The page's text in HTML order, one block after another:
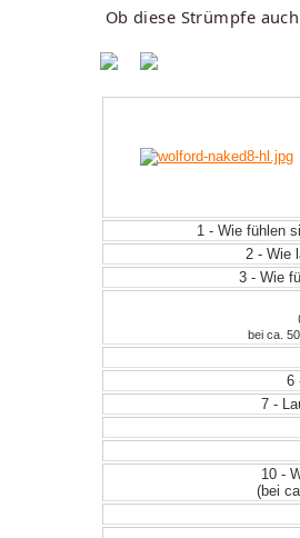
Ob diese Strümpfe
1 - Wie fühlen
2 - Wie
3 - Wie
bei ca.
6
7 -
10 -
(bei